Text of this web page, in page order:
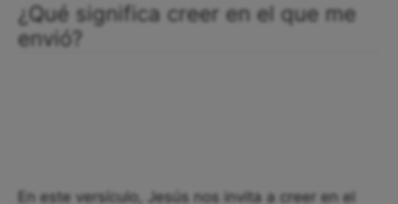
¿Qué significa creer en el que me
envió?
En este versículo, Jesús nos invita a creer en el